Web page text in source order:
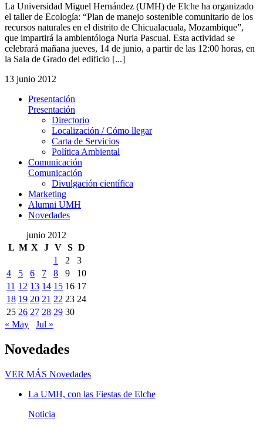
La Universidad Miguel Hernández (UMH) de Elche ha organizado
el taller de Ecología: “Plan de manejo sostenible comunitario de los
recursos naturales en el distrito de Chicualacuala, Mozambique”,
que impartirá la ambientóloga Nuria Pascual. Esta actividad se
celebrará mañana jueves, 14 de junio, a partir de las 12:00 horas, en
la Sala de Grado del edificio [...]
13 junio 2012
Presentación
Presentación
Directorio
Localización / Cómo llegar
Carta de Servicios
Política Ambiental
Comunicación
Comunicación
Divulgación científica
Marketing
Alumni UMH
Novedades
junio 2012
L M X J V S D
1
2
3
4
5 6 7 8 9
10
11 12 13 14 15 16 17
18 19 20 21 22 23 24
25 26 27 28 29 30
« May
Jul »
Novedades
VER MÁS Novedades
La UMH, con las Fiestas de Elche
Noticia